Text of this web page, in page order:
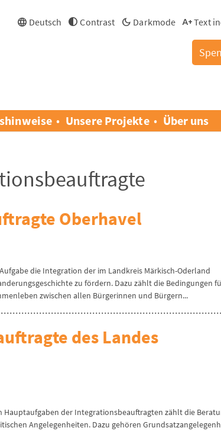
Deutsch Contrast Darkmode Text
Unsere Projekte Über uns
Oberhavel
die Integration der im Landkreis Märkisch-Oderland
zu fördern. Dazu zählt die Bedingungen
zwischen allen Bürgerinnen und Bürgern...
des Landes
Hauptaufgaben der Integrationsbeauftragten zählt die
Angelegenheiten. Dazu gehören